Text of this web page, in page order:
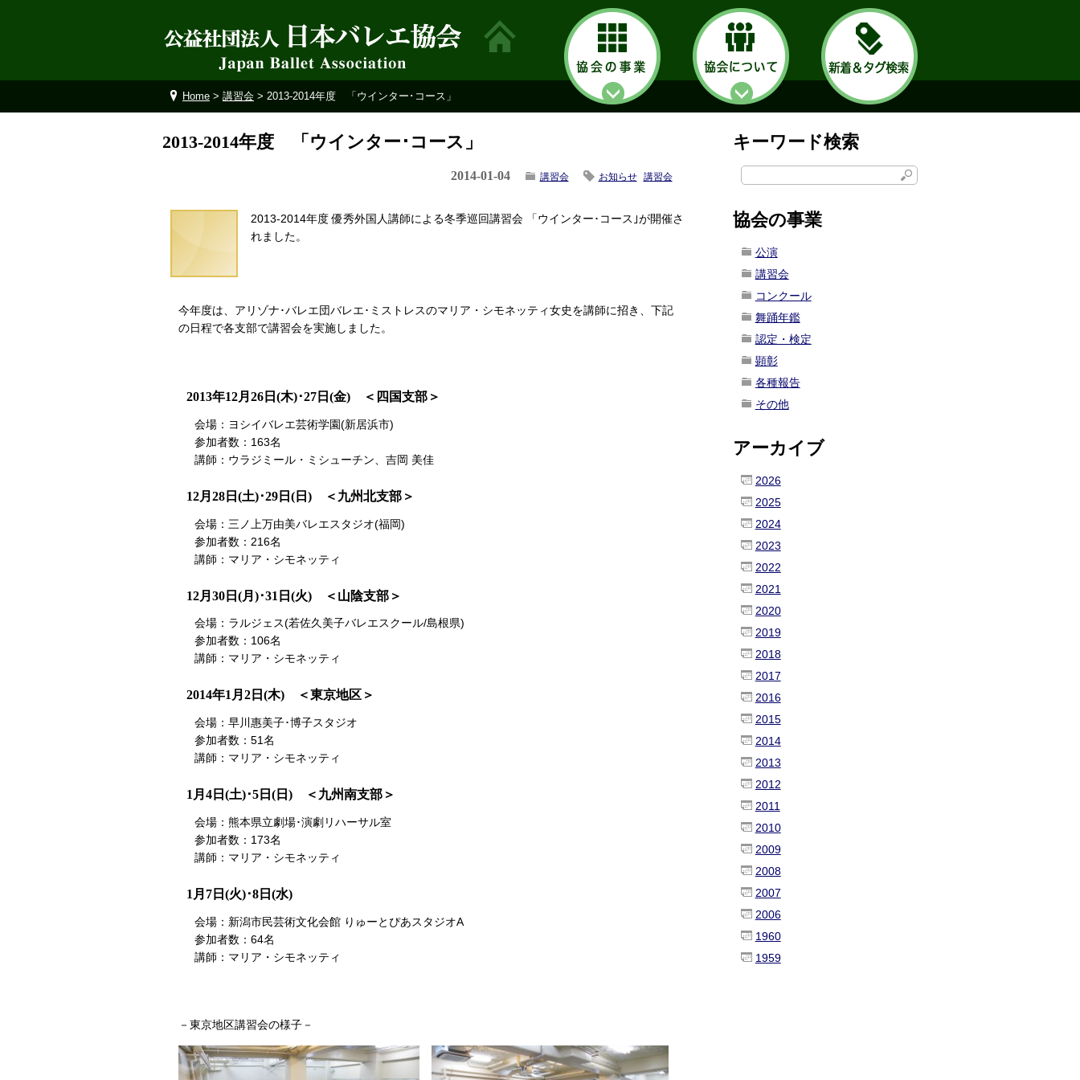
Home > 講習会 > 2013-2014年度 「ウインター･コース」
2013-2014年度 「ウインター･コース」
2014-01-04 講習会 お知らせ 講習会
2013-2014年度 優秀外国人講師による冬季巡回講習会 「ウインター･コース｣が開催さ
れました。
今年度は、アリゾナ･バレエ団バレエ･ミストレスのマリア・シモネッティ女史を講師に招き、下記
の日程で各支部で講習会を実施しました。
2013年12月26日(木)･27日(金) ＜四国支部＞
会場：ヨシイバレエ芸術学園(新居浜市)
参加者数：163名
講師：ウラジミール・ミシューチン、吉岡 美佳
12月28日(土)･29日(日) ＜九州北支部＞
会場：三ノ上万由美バレエスタジオ(福岡)
参加者数：216名
講師：マリア・シモネッティ
12月30日(月)･31日(火) ＜山陰支部＞
会場：ラルジェス(若佐久美子バレエスクール/島根県)
参加者数：106名
講師：マリア・シモネッティ
2014年1月2日(木) ＜東京地区＞
会場：早川惠美子･博子スタジオ
参加者数：51名
講師：マリア・シモネッティ
1月4日(土)･5日(日) ＜九州南支部＞
会場：熊本県立劇場･演劇リハーサル室
参加者数：173名
講師：マリア・シモネッティ
1月7日(火)･8日(水)
会場：新潟市民芸術文化会館 りゅーとぴあスタジオA
参加者数：64名
講師：マリア・シモネッティ
－東京地区講習会の様子－
キーワード検索
協会の事業
公演
講習会
コンクール
舞踊年鑑
認定・検定
顕彰
各種報告
その他
アーカイブ
2026
2025
2024
2023
2022
2021
2020
2019
2018
2017
2016
2015
2014
2013
2012
2011
2010
2009
2008
2007
2006
1960
1959